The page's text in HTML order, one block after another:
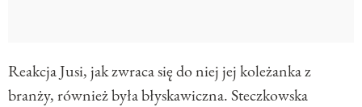
Reakcja Jusi, jak zwraca się do niej jej koleżanka z
branży, również była błyskawiczna. Steczkowska